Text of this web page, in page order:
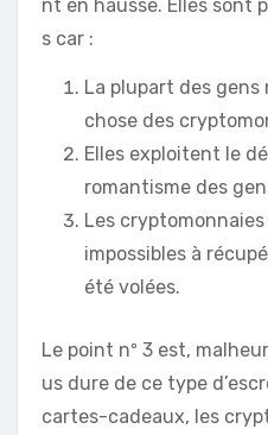
nt en hausse. Elles sont
s car :
La plupart des
chose des
Elles exploitent le
romantisme des
Les
impossibles à
été volées.
Le point nº 3 est,
us dure de ce type
cartes-cadeaux, les